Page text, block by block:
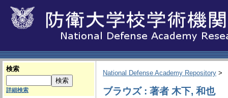
検索
詳細検索
National Defense Academy Repository >
ブラウズ : 著者 木下, 和也